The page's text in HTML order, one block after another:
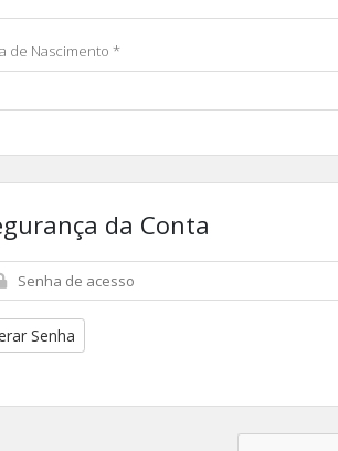
de Nascimento *
da Conta
Senha